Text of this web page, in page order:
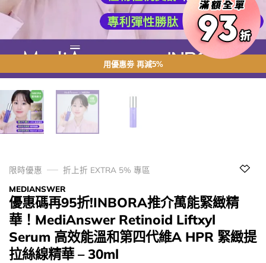
用優惠劵 再減5%
限時優惠
折上折 EXTRA 5% 專區
MEDIANSWER
優惠碼再95折!INBORA推介萬能緊緻精
華！MediAnswer Retinoid Liftxyl
Serum 高效能溫和第四代維A HPR 緊緻提
拉絲線精華 – 30ml